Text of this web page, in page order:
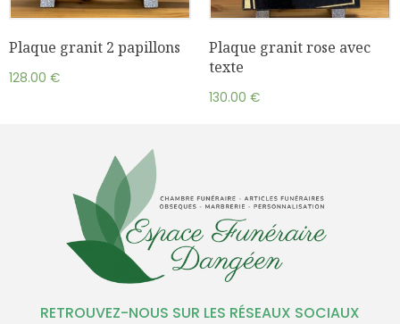
Plaque granit 2 papillons
128.00 €
Plaque granit rose avec
texte
130.00 €
RETROUVEZ-NOUS SUR LES RÉSEAUX SOCIAUX